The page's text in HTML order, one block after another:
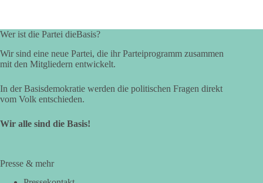
Wer ist die Partei dieBasis?
Wir sind eine neue Partei, die ihr Parteiprogramm zusammen
mit den Mitgliedern entwickelt.
In der Basisdemokratie werden die politischen Fragen direkt
vom Volk entschieden.
Wir alle sind die Basis!
Presse & mehr